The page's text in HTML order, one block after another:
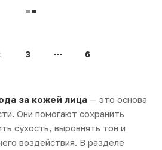
3 6
за кожей лица — это основа
Они помогают сохранить
сухость, выровнять тон и
воздействия. В разделе